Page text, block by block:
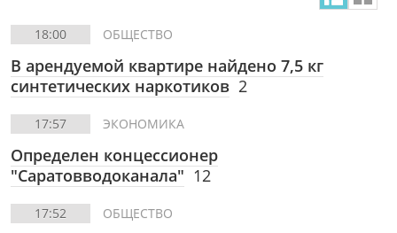
18:00 ОБЩЕСТВО
В арендуемой квартире найдено 7,5 кг
синтетических наркотиков 2
17:57 ЭКОНОМИКА
Определен концессионер
"Саратовводоканала" 12
17:52 ОБЩЕСТВО